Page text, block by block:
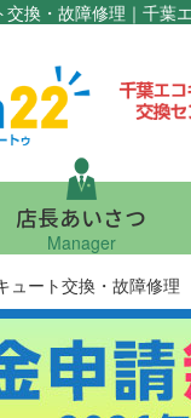
換・故障修理｜千葉
店長あいさつ
Manager
ュート交換・故障修理